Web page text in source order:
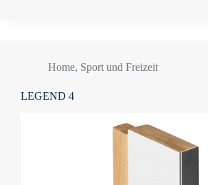
Home, Sport und Freizeit
LEGEND 4